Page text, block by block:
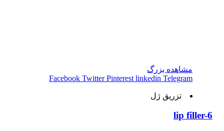
مشاهده بزرگ
Facebook Twitter Pinterest linkedin Telegram
تزریق ژل
lip filler-6